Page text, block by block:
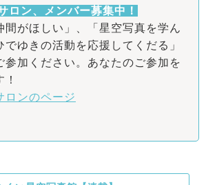
ロン、メンバー募集中！
間がほしい」、「星空写真を学ん
ゆきの活動を応援してくだる」
参加ください。あなたのご参加を
ロンのページ